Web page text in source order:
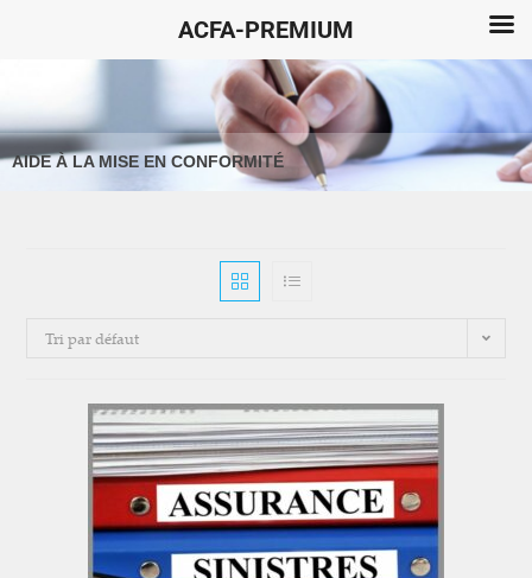
AIDE À LA MISE EN CONFORMITÉ
Tri par défaut
ACFA-PREMIUM